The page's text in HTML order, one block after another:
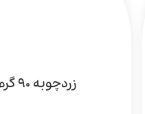
زردچوبه 90 گرم پت